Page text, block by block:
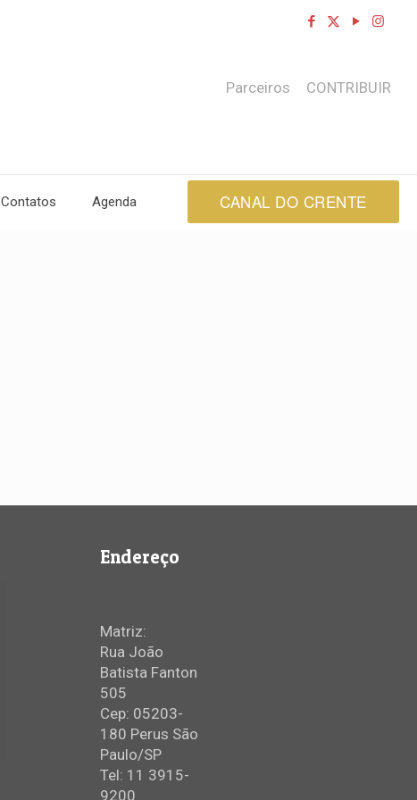
Contatos Agenda
Parceiros CONTRIBUIR
CANAL DO CRENTE
Endereço
Matriz:
Rua João
Batista Fanton
505
Cep: 05203-
180 Perus São
Paulo/SP
Tel: 11 3915-
9200